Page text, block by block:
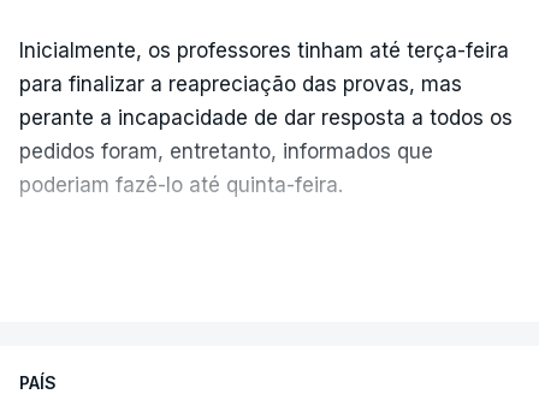
Inicialmente, os professores tinham até terça-feira
para finalizar a reapreciação das provas, mas
perante a incapacidade de dar resposta a todos os
pedidos foram, entretanto, informados que
poderiam fazê-lo até quinta-feira.
No domingo, estavam concluídos cerca de 50 por
PAÍS